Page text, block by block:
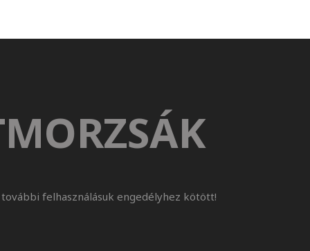
felhasználásuk engedélyhez kötött!